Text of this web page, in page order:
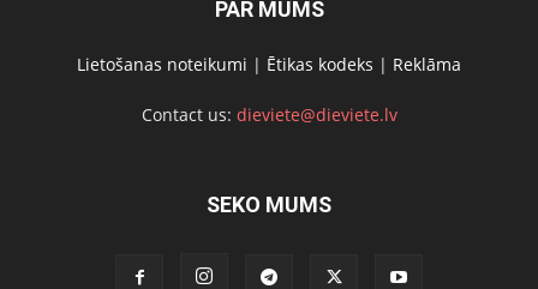
PAR MUMS
Lietošanas noteikumi | Ētikas kodeks | Reklāma
Contact us: dieviete@dieviete.lv
SEKO MUMS